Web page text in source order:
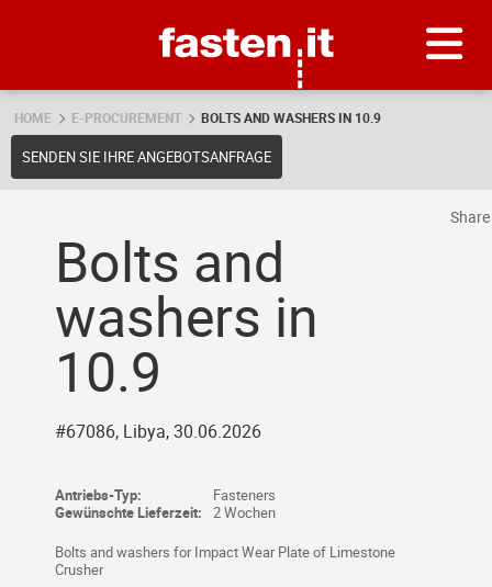
HOME E-PROCUREMENT BOLTS AND WASHERS IN 10.9
SENDEN SIE IHRE ANGEBOTSANFRAGE
Bolts and
washers in
10.9
#67086, Libya, 30.06.2026
Antriebs-Typ:
Fasteners
Gewünschte Lieferzeit:
2 Wochen
Bolts and washers for Impact Wear Plate of Limestone
Crusher
Share